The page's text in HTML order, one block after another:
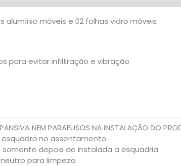
alumínio móveis e 02 folhas vidro móveis
para evitar infiltração e vibração
NEM PARAFUSOS NA INSTALAÇÃO DO
esquadro no assentamento
depois de instalada a esquadria
para limpeza